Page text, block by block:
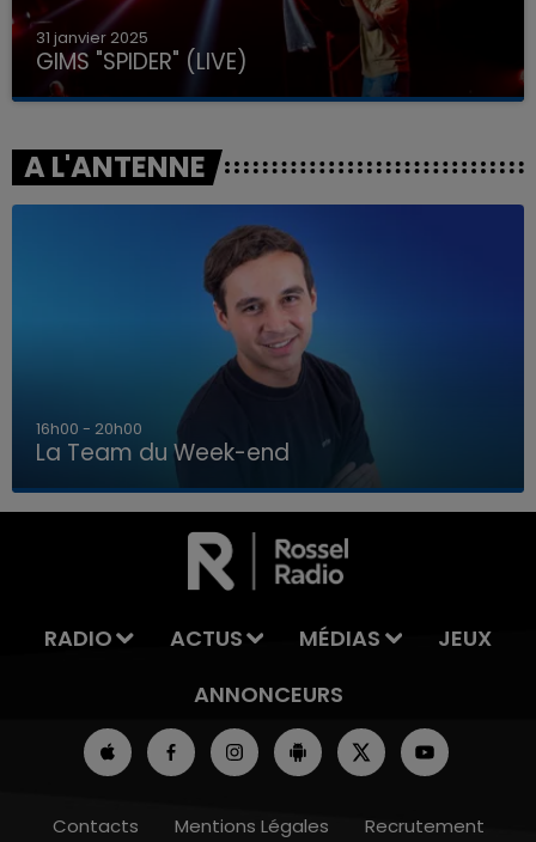
LA TEAM DU WEEK-END
31 janvier 2025
GIMS "SPIDER" (LIVE)
A L'ANTENNE
7h00 - 12h00
La Team du Week-end
RADIO ACTUS MÉDIAS
JEUX
ANNONCEURS
Contacts Mentions Légales Recrutement